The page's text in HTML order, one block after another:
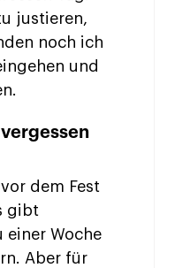
justieren,
noch ich
und
dem Fest
gibt
einer Woche
Aber für